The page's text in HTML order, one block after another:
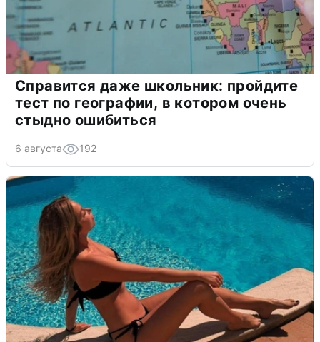
Справится даже школьник: пройдите
тест по географии, в котором очень
стыдно ошибиться
6 августа 192